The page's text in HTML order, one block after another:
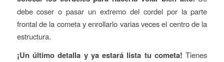
debe coser o pasar un extremo del cordel por la parte
frontal de la cometa y enrollarlo varias veces el centro de la
estructura.
¡Un último detalla y ya estará lista tu cometa! Tienes